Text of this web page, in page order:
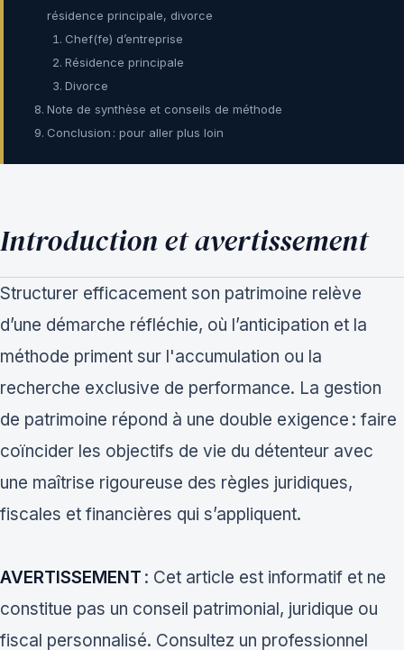
résidence principale, divorce
Chef(fe) d’entreprise
Résidence principale
Divorce
Note de synthèse et conseils de méthode
Conclusion : pour aller plus loin
Introduction et avertissement
Structurer efficacement son patrimoine relève
d’une démarche réfléchie, où l’anticipation et la
méthode priment sur l'accumulation ou la
recherche exclusive de performance. La gestion
de patrimoine répond à une double exigence : faire
coïncider les objectifs de vie du détenteur avec
une maîtrise rigoureuse des règles juridiques,
fiscales et financières qui s’appliquent.
AVERTISSEMENT : Cet article est informatif et ne
constitue pas un conseil patrimonial, juridique ou
fiscal personnalisé. Consultez un professionnel